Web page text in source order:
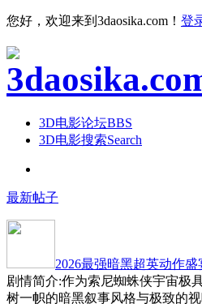
您好，欢迎来到3daosika.com！ 登
3D电影论坛BBS
3D电影搜索Search
最新帖子
2026最强暗黑超英动作
剧情简介:作为索尼蜘蛛侠宇宙极
树一帜的暗黑叙事风格与极致的